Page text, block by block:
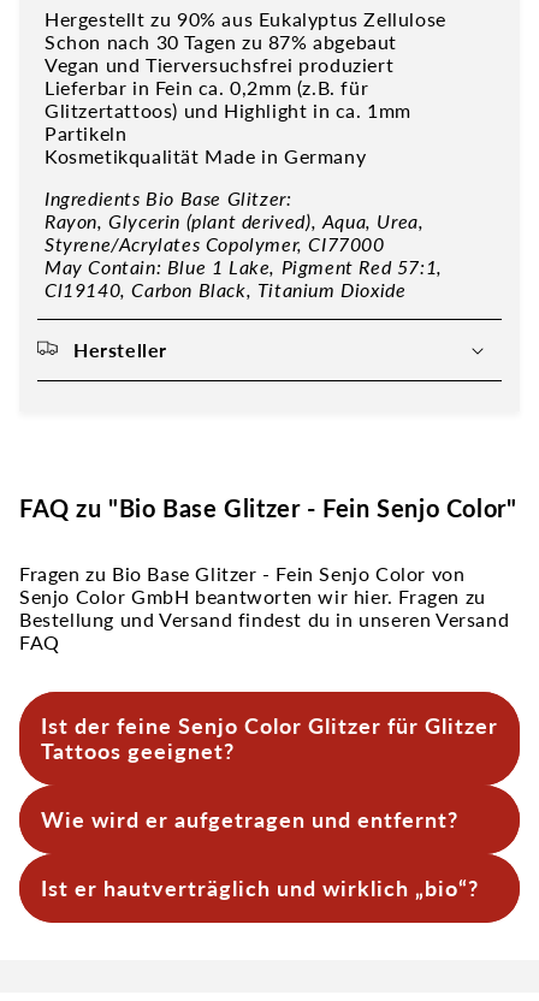
Hergestellt zu 90% aus Eukalyptus Zellulose
Schon nach 30 Tagen zu 87% abgebaut
Vegan und Tierversuchsfrei produziert
Lieferbar in Fein ca. 0,2mm (z.B. für
Glitzertattoos) und Highlight in ca. 1mm
Partikeln
Kosmetikqualität Made in Germany
Ingredients Bio Base Glitzer:
Rayon, Glycerin (plant derived), Aqua, Urea,
Styrene/Acrylates Copolymer, CI77000
May Contain: Blue 1 Lake, Pigment Red 57:1,
Cl19140, Carbon Black, Titanium Dioxide
Hersteller
FAQ zu "Bio Base Glitzer - Fein Senjo Color"
Fragen zu Bio Base Glitzer - Fein Senjo Color von
Senjo Color GmbH beantworten wir hier. Fragen zu
Bestellung und Versand findest du in unseren Versand
FAQ
Ist der feine Senjo Color Glitzer für Glitzer
Tattoos geeignet?
Für die Glitzertattoos kannst du diesen Glitter
super verwenden. Er funkelt sehr schön und ist
Wie wird er aufgetragen und entfernt?
Für leichten Halt reicht Wasser, für saubere,
haltbare Motive empfiehlt sich kosmetischer
Ist er hautverträglich und wirklich „bio“?